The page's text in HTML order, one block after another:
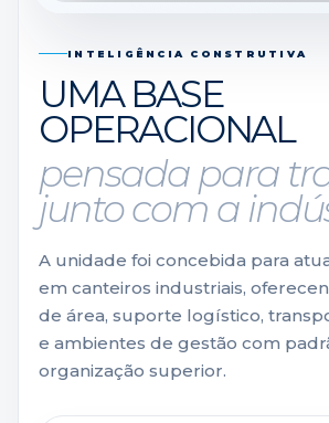
INTELIGÊNCIA CONSTRUTIVA
UMA BASE
OPERACIONAL
pensada para
junto com a
A unidade foi concebida para
em canteiros industriais,
de área, suporte logístico,
e ambientes de gestão com
organização superior.